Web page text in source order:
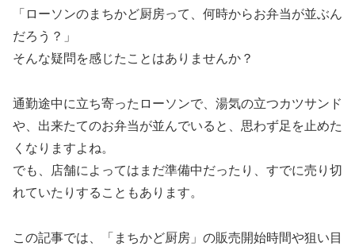
「ローソンのまちかど厨房って、何時からお弁当が並ぶん
だろう？」
そんな疑問を感じたことはありませんか？
通勤途中に立ち寄ったローソンで、湯気の立つカツサンド
や、出来たてのお弁当が並んでいると、思わず足を止めた
くなりますよね。
でも、店舗によってはまだ準備中だったり、すでに売り切
れていたりすることもあります。
この記事では、「まちかど厨房」の販売開始時間や狙い目